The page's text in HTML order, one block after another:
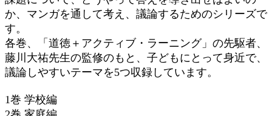
か、マンガを通して考え、議論するためのシリーズで
す。
各巻、「道徳＋アクティブ・ラーニング」の先駆者、
藤川大祐先生の監修のもと、子どもにとって身近で、
議論しやすいテーマを5つ収録しています。
1巻 学校編